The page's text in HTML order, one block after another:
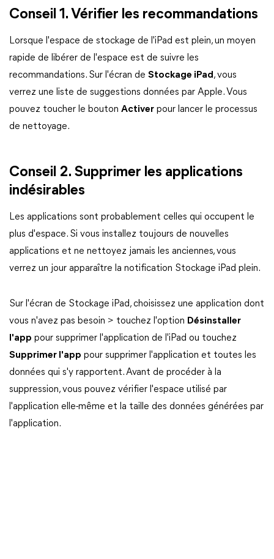
Conseil 1. Vérifier les recommandations
Lorsque l'espace de stockage de l'iPad est plein, un moyen
rapide de libérer de l'espace est de suivre les
recommandations. Sur l'écran de Stockage iPad, vous
verrez une liste de suggestions données par Apple. Vous
pouvez toucher le bouton Activer pour lancer le processus
de nettoyage.
Conseil 2. Supprimer les applications
indésirables
Les applications sont probablement celles qui occupent le
plus d'espace. Si vous installez toujours de nouvelles
applications et ne nettoyez jamais les anciennes, vous
verrez un jour apparaître la notification Stockage iPad plein.
Sur l'écran de Stockage iPad, choisissez une application dont
vous n'avez pas besoin > touchez l'option Désinstaller
l'app pour supprimer l'application de l'iPad ou touchez
Supprimer l'app pour supprimer l'application et toutes les
données qui s'y rapportent. Avant de procéder à la
suppression, vous pouvez vérifier l'espace utilisé par
l'application elle-même et la taille des données générées par
l'application.